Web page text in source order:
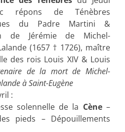
répons de Ténèbres
du Padre Martini &
de Jérémie de Michel-
(1657 † 1726), maître
des rois Louis XIV & Louis
de la mort de Michel-
à Saint-Eugène
:
solennelle de la Cène–
pieds – Dépouillements